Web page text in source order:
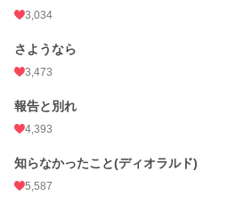
年間ポイント
累計ポイント
3,034
さようなら
3,473
報告と別れ
4,393
知らなかったこと(ディオラルド)
5,587